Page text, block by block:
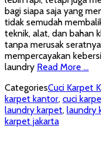
bagi siapa saja yang
tidak semudah
teknik, alat, dan bahan
tanpa merusak
mempercayakan
laundry Read More …
CategoriesCuci Karpet
karpet kantor, cuci
laundry karpet, laundry
karpet jakarta